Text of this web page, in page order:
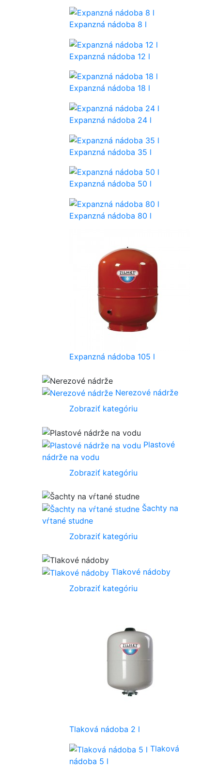
Expanzná nádoba 8 l
Expanzná nádoba 12 l
Expanzná nádoba 18 l
Expanzná nádoba 24 l
Expanzná nádoba 35 l
Expanzná nádoba 50 l
Expanzná nádoba 80 l
Expanzná nádoba 105 l
Nerezové nádrže
Zobraziť kategóriu
Plastové
nádrže na vodu
Zobraziť kategóriu
Šachty na
vŕtané studne
Zobraziť kategóriu
Tlakové nádoby
Zobraziť kategóriu
Tlaková nádoba 2 l
Tlaková
nádoba 5 l